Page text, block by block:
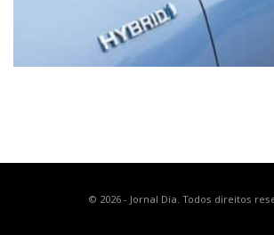
© 2026 - Jornal Dia. Todos direitos